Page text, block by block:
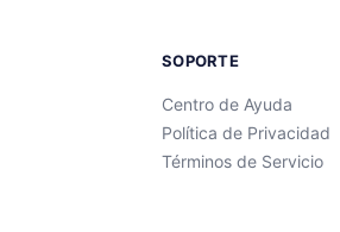
SOPORTE
Centro de Ayuda
Política de Privacidad
Términos de Servicio